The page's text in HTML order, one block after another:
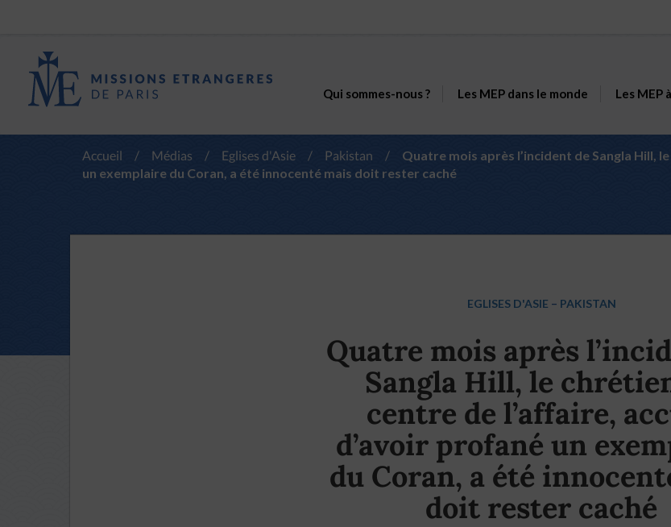
Qui sommes-nous ? Les MEP dans le monde Les MEP
Accueil / Médias / Eglises d'Asie / Pakistan /
Quatre mois après l’incident de Sangla Hill,
un exemplaire du Coran, a été innocenté mais doit rester caché
EGLISES D'ASIE – PAKISTAN
Quatre mois après
Sangla Hill, le
centre de l’affaire,
d’avoir profané un
du Coran, a été
doit rester caché